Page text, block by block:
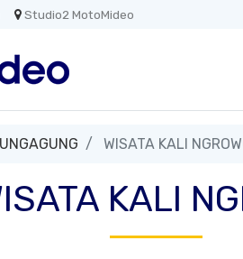
Studio2 MotoMideo
WISATA KALI
KALI